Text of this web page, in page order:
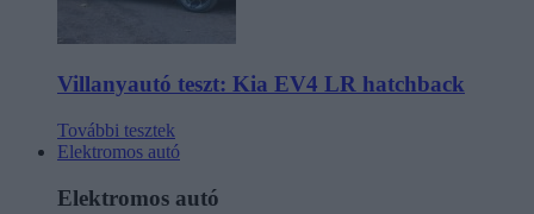
Villanyautó teszt: Kia EV4 LR hatchback
További tesztek
Elektromos autó
Elektromos autó